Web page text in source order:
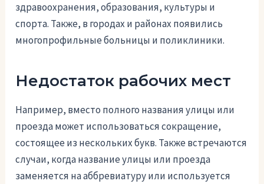
здравоохранения, образования, культуры и
спорта. Также, в городах и районах появились
многопрофильные больницы и поликлиники.
Недостаток рабочих мест
Например, вместо полного названия улицы или
проезда может использоваться сокращение,
состоящее из нескольких букв. Также встречаются
случаи, когда название улицы или проезда
заменяется на аббревиатуру или используется